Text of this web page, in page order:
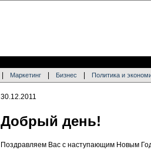
Маркетинг Бизнес Политика и
30.12.2011
Добрый день!
Поздравляем Вас с наступающим Новым